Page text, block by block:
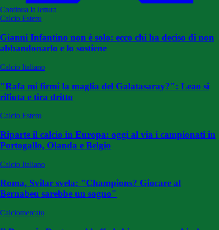
Continua la lettura
Calcio Estero
Gianni Infantino non è solo: ecco chi ha deciso di non
abbandonarlo e lo sostiene
Calcio Italiano
"Rafa mi firmi la maglia del Galatasaray?": Leao si
rifiuta e tira dritto
Calcio Estero
Riparte il calcio in Europa: oggi al via i campionati in
Portogallo, Olanda e Belgio
Calcio Italiano
Roma, Svilar svela: "Champions? Giocare al
Bernabeu sarebbe un sogno"
Calciomercato